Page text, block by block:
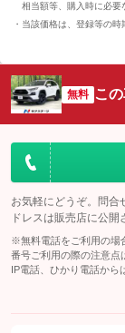
相当額等、購入時に必要
当該価格は、登録等の時
無料 こ
お気軽にどうぞ。問合
ドレスは販売店に公開
※無料電話をご利用の場
番号ご利用の際の注意点
IP電話、ひかり電話から